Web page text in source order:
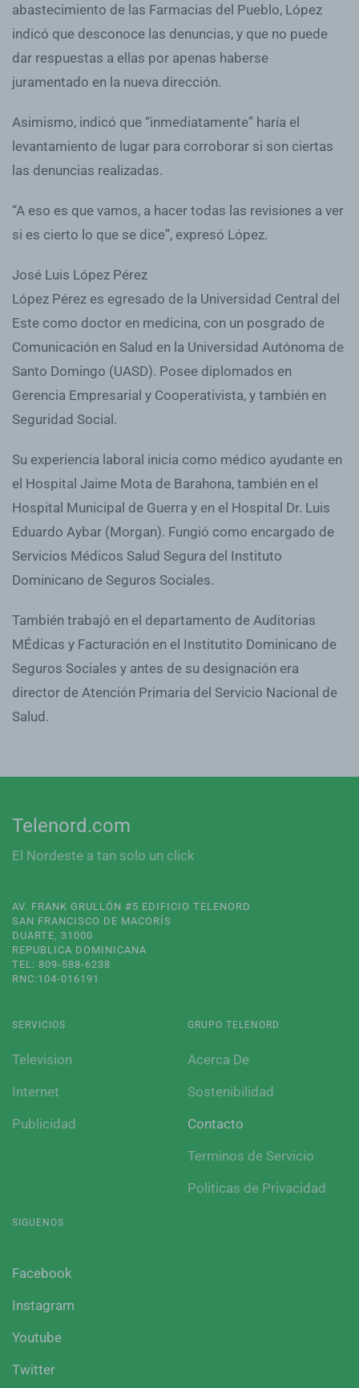
abastecimiento de las Farmacias del Pueblo, López
indicó que desconoce las denuncias, y que no puede
dar respuestas a ellas por apenas haberse
juramentado en la nueva dirección.
Asimismo, indicó que “inmediatamente” haría el
levantamiento de lugar para corroborar si son ciertas
las denuncias realizadas.
“A eso es que vamos, a hacer todas las revisiones a ver
si es cierto lo que se dice”, expresó López.
José Luis López Pérez
López Pérez es egresado de la Universidad Central del
Este como doctor en medicina, con un posgrado de
Comunicación en Salud en la Universidad Autónoma de
Santo Domingo (UASD). Posee diplomados en
Gerencia Empresarial y Cooperativista, y también en
Seguridad Social.
Su experiencia laboral inicia como médico ayudante en
el Hospital Jaime Mota de Barahona, también en el
Hospital Municipal de Guerra y en el Hospital Dr. Luis
Eduardo Aybar (Morgan). Fungió como encargado de
Servicios Médicos Salud Segura del Instituto
Dominicano de Seguros Sociales.
También trabajó en el departamento de Auditorias
MÉdicas y Facturación en el Institutito Dominicano de
Seguros Sociales y antes de su designación era
director de Atención Primaria del Servicio Nacional de
Salud.
Telenord.com
El Nordeste a tan solo un click
AV. FRANK GRULLÓN #5 EDIFICIO TELENORD
SAN FRANCISCO DE MACORÍS
DUARTE, 31000
REPUBLICA DOMINICANA
TEL: 809-588-6238
RNC:104-016191
SERVICIOS
Television
Internet
Publicidad
GRUPO TELENORD
Acerca De
Sostenibilidad
Contacto
Terminos de Servicio
Politicas de Privacidad
SIGUENOS
Facebook
Instagram
Youtube
Twitter